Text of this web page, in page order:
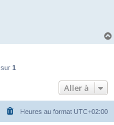
sur 1
Aller à
Heures au format UTC+02:00